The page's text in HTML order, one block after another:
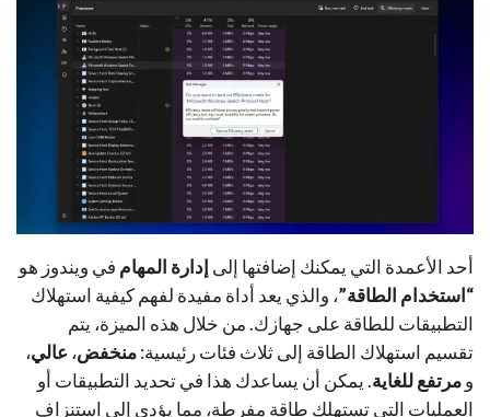
أحد الأعمدة التي يمكنك إضافتها إلى إدارة المهام في ويندوز هو
“استخدام الطاقة”، والذي يعد أداة مفيدة لفهم كيفية استهلاك
التطبيقات للطاقة على جهازك. من خلال هذه الميزة، يتم
تقسيم استهلاك الطاقة إلى ثلاث فئات رئيسية:منخفض،عالي،
ومرتفع للغاية. يمكن أن يساعدك هذا في تحديد التطبيقات أو
العمليات التي تستهلك طاقة مفرطة، مما يؤدي إلى استنزاف